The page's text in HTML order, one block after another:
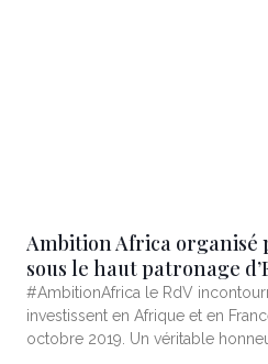
Ambition Africa organisé
sous le haut patronage
#AmbitionAfrica le RdV
investissent en Afrique et en
octobre 2019. Un véritable